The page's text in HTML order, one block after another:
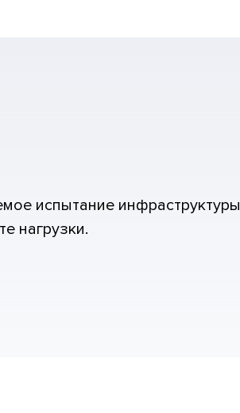
испытание инфраструктуры
нагрузки.